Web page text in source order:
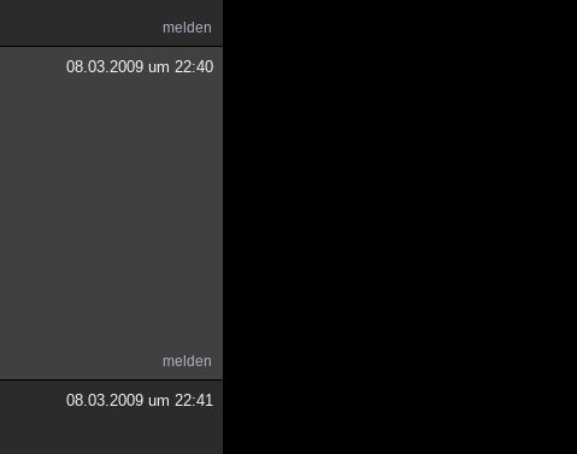
melden
08.03.2009 um 22:40
melden
08.03.2009 um 22:41